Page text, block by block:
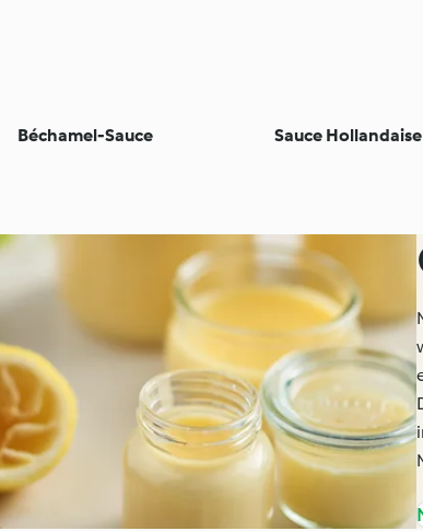
Béchamel-Sauce Sauce Hollandaise